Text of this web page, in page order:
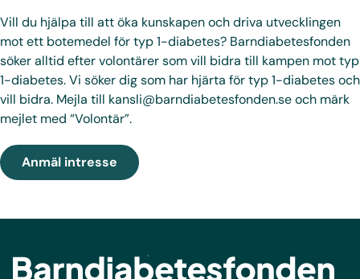
Vill du hjälpa till att öka kunskapen och driva utvecklingen
mot ett botemedel för typ 1-diabetes? Barndiabetesfonden
söker alltid efter volontärer som vill bidra till kampen mot typ
1-diabetes. Vi söker dig som har hjärta för typ 1-diabetes och
vill bidra. Mejla till kansli@barndiabetesfonden.se och märk
mejlet med “Volontär”.
Anmäl intresse